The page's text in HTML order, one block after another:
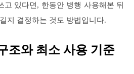
고 있다면, 한동안 병행 사용해본 뒤
지 결정하는 것도 방법입니다.
조와 최소 사용 기준